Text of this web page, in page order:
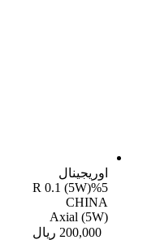
اوریجینال
R 0.1 (5W)%5
CHINA
Axial (5W)
200,000 ریال